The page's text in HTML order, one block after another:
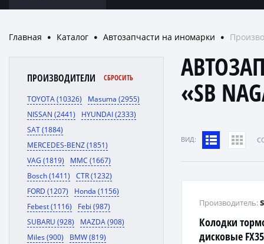
Главная ● Каталог ● Автозапчасти на иномарки ●
ПРОИЗВОДИТЕЛИ СБРОСИТЬ
TOYOTA (10326)
Masuma (2955)
NISSAN (2441)
HYUNDAI (2333)
SAT (1884)
MERCEDES-BENZ (1851)
VAG (1819)
MMC (1667)
Bosch (1411)
CTR (1232)
FORD (1207)
Honda (1156)
Febest (1116)
Febi (987)
SUBARU (928)
MAZDA (908)
Miles (900)
BMW (819)
«SB
ВИД:
Колодки
дисковые
Производитель: